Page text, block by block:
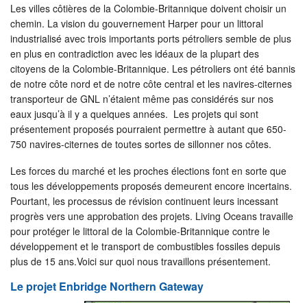
Les villes côtières de la Colombie-Britannique doivent choisir un
chemin. La vision du gouvernement Harper pour un littoral
industrialisé avec trois importants ports pétroliers semble de plus
en plus en contradiction avec les idéaux de la plupart des
citoyens de la Colombie-Britannique. Les pétroliers ont été bannis
de notre côte nord et de notre côte central et les navires-citernes
transporteur de GNL n’étaient même pas considérés sur nos
eaux jusqu’à il y a quelques années. Les projets qui sont
présentement proposés pourraient permettre à autant que 650-
750 navires-citernes de toutes sortes de sillonner nos côtes.
Les forces du marché et les proches élections font en sorte que
tous les développements proposés demeurent encore incertains.
Pourtant, les processus de révision continuent leurs incessant
progrès vers une approbation des projets. Living Oceans travaille
pour protéger le littoral de la Colombie-Britannique contre le
développement et le transport de combustibles fossiles depuis
plus de 15 ans.Voici sur quoi nous travaillons présentement.
Le projet Enbridge Northern Gateway